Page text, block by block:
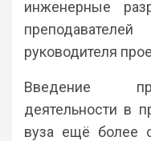
инженерные
руководителя
Введение
деятельности в
вуза ещё более